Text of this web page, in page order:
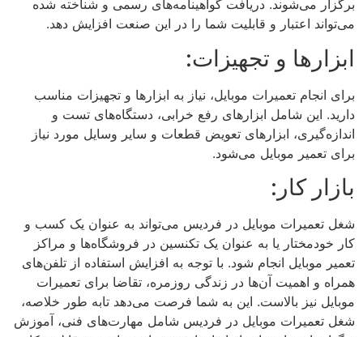
برگزار می‌شوند. دریافت گواهینامه‌های رسمی و شناخته شده
می‌تواند اعتبار و قابلیت شما را در این صنعت افزایش دهد.
ابزارها و تجهیزات:
برای انجام تعمیرات موبایل، نیاز به ابزارها و تجهیزات مناسب
دارید. این شامل ابزارهای رفع خرابی، دستگاه‌های تست و
اندازه‌گیری، ابزارهای تعویض قطعات و سایر وسایل مورد نیاز
برای تعمیر موبایل می‌شود.
بازار کار:
شغل تعمیرات موبایل در فردیس می‌تواند به عنوان یک کسب و
کار خودمختار یا به عنوان یک تکنسین در فروشگاه‌ها و مراکز
تعمیر موبایل انجام شود. با توجه به افزایش استفاده از تلفن‌های
همراه و اهمیت آن‌ها در زندگی روزمره، تقاضا برای تعمیرات
موبایل نیز بالاست. این به شما فرصت می‌دهد تابه طور خلاصه،
شغل تعمیرات موبایل در فردیس شامل مهارت‌های فنی، آموزش